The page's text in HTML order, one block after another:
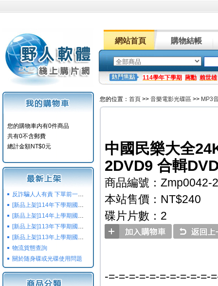
網站首頁 購物結帳
114學年下學期 蔣勳 賴世雄
您的購物車内有0件商品
共有0不含郵費
總計金額NT$0元
反詐騙人人有責 下單前一定要注意
[新品上架]114年下學期國小國中高中命題光碟,校用卷,習作
[新品上架]114年上學期國小國中高中命題光碟,校用卷,習作
[新品上架]113年下學期國小國中高中命題光碟,校用卷,習作
[新品上架]113年上學期國小國中高中命題光碟,校用卷,習作
物流貨態查詢
關於随身碟或光碟使用問題
您的位置： 首頁 >> 音樂電影光碟區 >> MP3
中國民樂大全
2DVD9 合輯
商品編號：Zmp0042-2
本站售價：NT$240
碟片片數：2
-=-=-=-=-=-=-=-=-=-=-